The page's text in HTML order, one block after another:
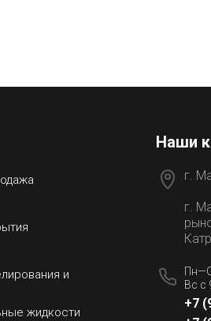
и
жидкости
Наши
г.
г.
Вс с
+7